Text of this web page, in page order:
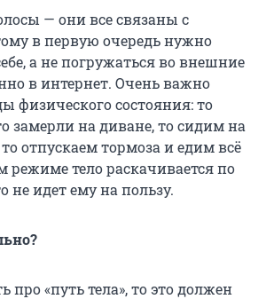
— они все связаны с
в первую очередь нужно
а не погружаться во внешние
в интернет. Очень важно
физического состояния: то
замерли на диване, то сидим на
отпускаем тормоза и едим всё
режиме тело раскачивается по
не идет ему на пользу.
про «путь тела», то это должен